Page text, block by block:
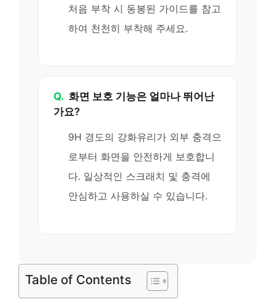
처음 부착 시 동봉된 가이드를 참고
하여 천천히 부착해 주세요.
Q. 화면 보호 기능은 얼마나 뛰어난
가요?
9H 경도의 강화유리가 외부 충격으
로부터 화면을 안전하게 보호합니
다. 일상적인 스크래치 및 충격에
안심하고 사용하실 수 있습니다.
Table of Contents